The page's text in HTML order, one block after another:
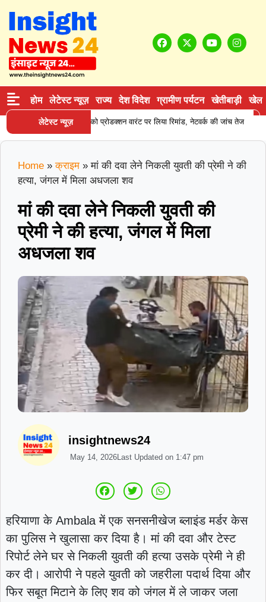
होम लेटेस्ट न्यूज़ राज्य देश विदेश ग्रामीण पर्यटन खेतीबाड़ी खेल
लेटेस्ट न्यूज़
सप्लाई करने वाले आरोपी को प्रोडक्शन वारंट पर लिया रिमांड, नेटवर्क की जांच तेज
Home » क्राइम »मां की दवा लेने निकली युवती की प्रेमी ने की
हत्या, जंगल में मिला अधजला शव
मां की दवा लेने निकली युवती की
प्रेमी ने की हत्या, जंगल में मिला
अधजला शव
insightnews24
May 14, 2026Last Updated on 1:47 pm
हरियाणा के Ambalaमें एक सनसनीखेज ब्लाइंड मर्डर केस
का पुलिस ने खुलासा कर दिया है। मां की दवा और टेस्ट
रिपोर्ट लेने घर से निकली युवती की हत्या उसके प्रेमी ने ही
कर दी। आरोपी ने पहले युवती को जहरीला पदार्थ दिया और
फिर सबूत मिटाने के लिए शव को जंगल में ले जाकर जला